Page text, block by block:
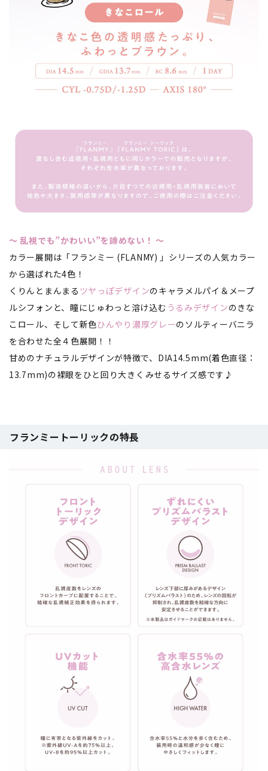
～ 乱視でも”かわいい”を諦めない！ ～
カラー展開は「フランミー (FLANMY) 」シリーズの人気カラー
から選ばれた4色！
くりんとまんまる ツヤっぽデザインのキャラメルパイ＆メープ
ルシフォンと、瞳にじゅわっと溶け込む うるみデザインのきな
こロール、そして新色ひんやり濃厚グレーのソルティーバニラ
を合わせた全４色展開！！
甘めのナチュラルデザインが特徴で、DIA14.5mm(着色直径：
13.7mm)の裸眼をひと回り大きくみせるサイズ感です♪
フランミートーリックの特長